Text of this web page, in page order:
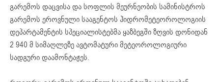
გარემოს დაცვისა და სოფლის მეურნეობის სამინისტროს
გარემოს ეროვნული სააგენტოს ჰიდრომეტეოროლოგიის
დეპარტამენტის სპეციალისტებმა ყაზბეგში ზღვის დონიდან
2 940 მ სიმაღლეზე ავტომატური მეტეოროლოგიური
სადგური დაამონტაჟეს.